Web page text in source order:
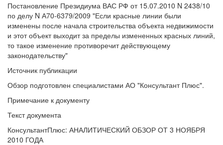
Постановление Президиума ВАС РФ от 15.07.2010 N 2438/10
по делу N А70-6379/2009 "Если красные линии были
изменены после начала строительства объекта недвижимости
и этот объект выходит за пределы измененных красных линий,
то такое изменение противоречит действующему
законодательству"
Источник публикации
Обзор подготовлен специалистами АО "Консультант Плюс".
Примечание к документу
Текст документа
КонсультантПлюс: АНАЛИТИЧЕСКИЙ ОБЗОР ОТ 3 НОЯБРЯ
2010 ГОДА